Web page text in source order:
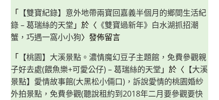
「 【雙寶紀錄】意外地帶兩寶回嘉義半個月的鄉間生活紀
錄 – 葛瑞絲的天堂 」於〈 《雙寶過新年》白水湖抓招潮
蟹，巧遇一窩小小狗〉發佈留言
「 【桃園】大溪景點。濃情魔幻豆子主題館，免費參觀親
子好去處(餵魚樂+可愛公仔) – 葛瑞絲的天堂 」於〈 【大溪
景點】愛情故事館(大黑松小倆口)，訴說愛情的桃園婚紗
外拍景點，免費參觀(聽說租約到2018年二月要參觀要快